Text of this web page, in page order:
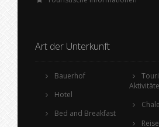
Art der Unterkunft
Bauerhof
Hotel
Bed and Breakfast